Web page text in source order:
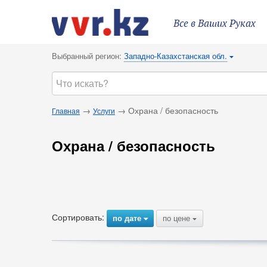
Все в Ваших Руках
Выбранный регион: Западно-Казахстанская обл. {
Главная → Услуги → Охрана / безопасность
Охрана / безопасность
Сортировать: по дате{ по цене {